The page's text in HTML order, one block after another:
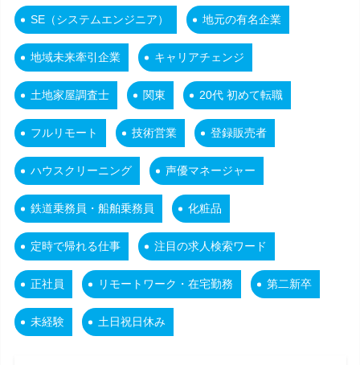
SE（システムエンジニア） 地元の有名企業
地域未来牽引企業 キャリアチェンジ
土地家屋調査士 関東 20代 初めて転職
フルリモート 技術営業 登録販売者
ハウスクリーニング 声優マネージャー
鉄道乗務員・船舶乗務員 化粧品
定時で帰れる仕事 注目の求人検索ワード
正社員 リモートワーク・在宅勤務 第二新卒
未経験 土日祝日休み